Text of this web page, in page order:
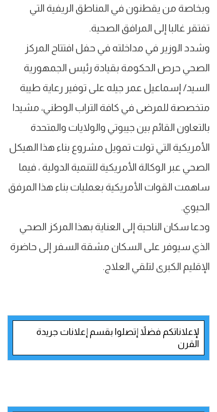
وبخاصة من يقطنون في المناطق الريفية التي
تفتقر غالبا إلى المرافق الصحية.
وشدد الوزير في مداخلته في حفل افتتاح المركز
الصحي حرص الحكومة بقيادة رئيس الجمهورية
السيد/ إسماعيل عمر جيله على توفير رعاية طيبة
متخصصة للمرضى في كافة التراب الوطني، مشيدا
بالتعاون القائم بين جيبوتي والولايات والمتحدة
الأمريكية التي تولت تمويل مشروع بناء هذا الهيكل
الصحي عبر الوكالة الأمريكية للتنمية الدولية ، فيما
ساهمت القوات الأمريكية بعمليات بناء هذا المرفق
الحيوي.
ودعا سكان الناحية إلى العناية بهذا المركز الصحي
الذي سيوفر على السكان مشقة السفر إلى حاضرة
الإقليم الكبرى لتلقي العلاج.
لإعلاناتكم فضلاً إتصلوا بقسم إعلانات جريدة
القرن